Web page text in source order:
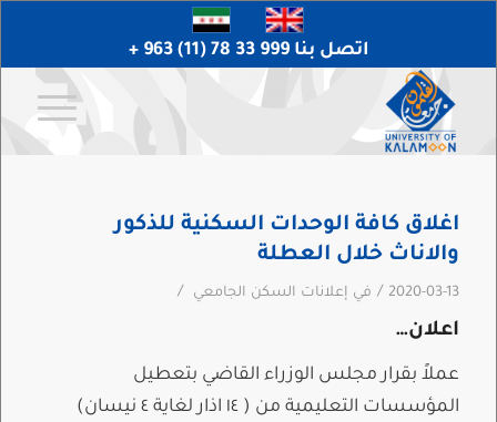
اتصل بنا 999 33 78 (11) 963 +
اغلاق كافة الوحدات السكنية للذكور
والاناث خلال العطلة
2020-03-13
/ في إعلانات السكن الجامعي /
اعلان…
عملاً بقرار مجلس الوزراء القاضي بتعطيل
المؤسسات التعليمية من ( ١٤ اذار لغاية ٤ نيسان)